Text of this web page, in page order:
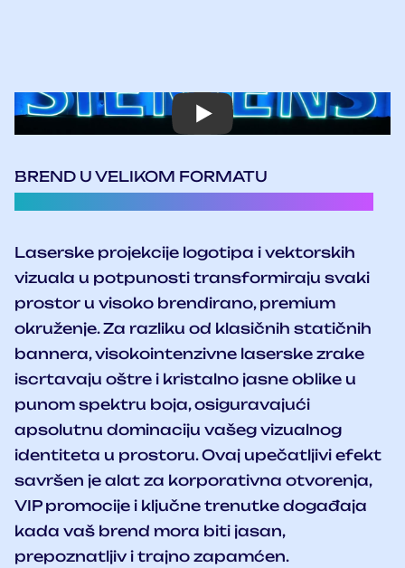
BREND U VELIKOM FORMATU
Laserske projekcije logotipa i vektorskih
vizuala u potpunosti transformiraju svaki
prostor u visoko brendirano, premium
okruženje. Za razliku od klasičnih statičnih
bannera, visokointenzivne laserske zrake
iscrtavaju oštre i kristalno jasne oblike u
punom spektru boja, osiguravajući
apsolutnu dominaciju vašeg vizualnog
identiteta u prostoru. Ovaj upečatljivi efekt
savršen je alat za korporativna otvorenja,
VIP promocije i ključne trenutke događaja
kada vaš brend mora biti jasan,
prepoznatljiv i trajno zapamćen.